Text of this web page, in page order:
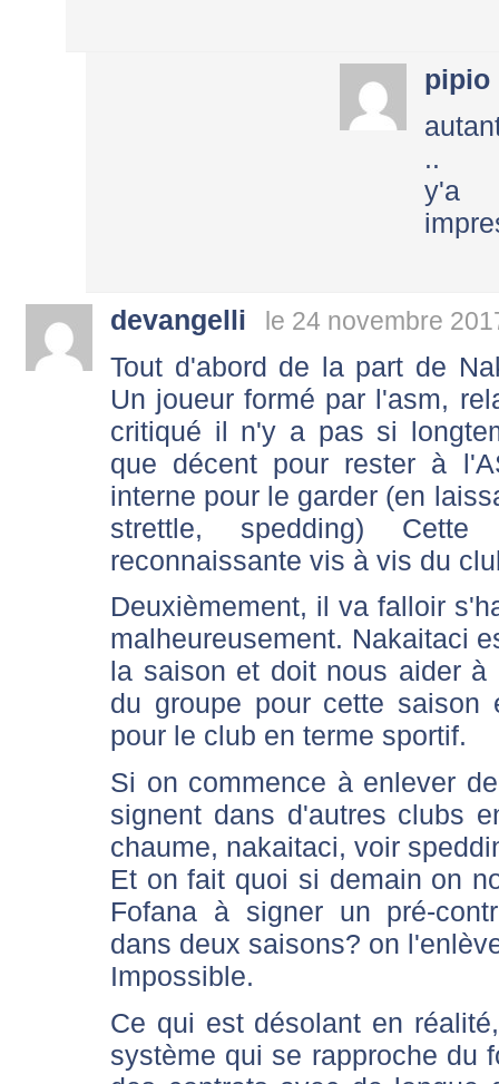
pipio
..
y'a
devangelli le 24 novembre
Tout d'abord de la part de
Un joueur formé par l'asm,
critiqué il n'y a pas si
que décent pour rester à
interne pour le garder (en
strettle, spedding)
reconnaissante vis à vis du
Deuxièmement, il va falloir
malheureusement. Nakaitaci
la saison et doit nous aider
du groupe pour cette saison
pour le club en terme sportif.
Si on commence à enlever
signent dans d'autres clubs
chaume, nakaitaci, voir
Et on fait quoi si demain on
Fofana à signer un pré-
dans deux saisons? on
Impossible.
Ce qui est désolant en
système qui se rapproche du